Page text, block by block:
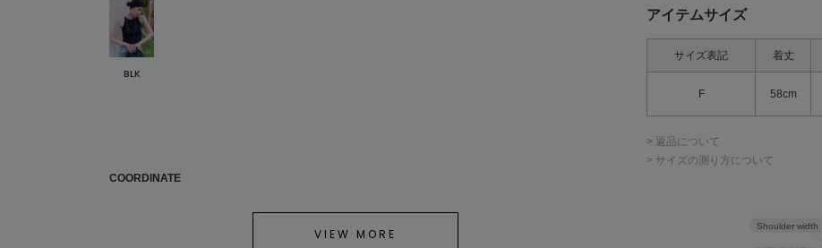
アイテムサイズ
サイズ表記 着丈
F 58cm
> 返品について
> サイズの測り方について
Shoulder width
BLK
COORDINATE
VIEW MORE